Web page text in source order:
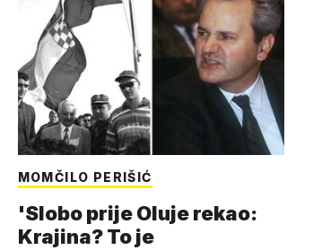
MOMČILO PERIŠIĆ
'Slobo prije Oluje rekao:
Krajina? To je